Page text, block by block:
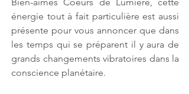
Bien-aimés Coeurs de Lumière, cette
énergie tout à fait particulière est aussi
présente pour vous annoncer que dans
les temps qui se préparent il y aura de
grands changements vibratoires dans la
conscience planétaire.